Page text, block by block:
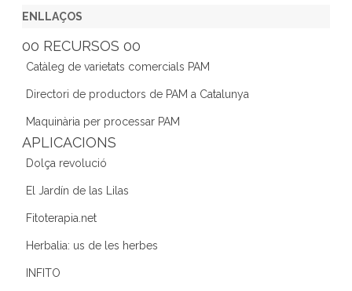
c
e
b
o
o
k
er gr
a
m
dI
n
ENLLAÇOS
00 RECURSOS 00
Catàleg de varietats comercials PAM
Directori de productors de PAM a Catalunya
Maquinària per processar PAM
APLICACIONS
Dolça revolució
El Jardín de las Lilas
Fitoterapia.net
Herbalia: us de les herbes
INFITO